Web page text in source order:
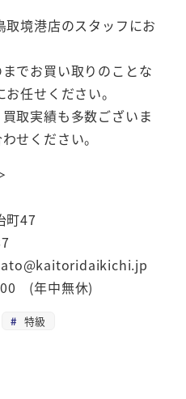
境港店のスタッフにお
でお買い取りのことな
任せください。
取実績も多数ございま
せください。
町47
00 (年中無休)
特級